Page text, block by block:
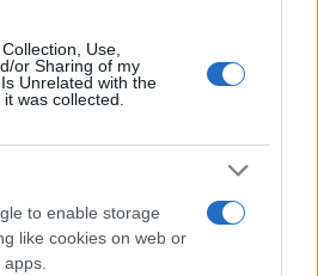
Use,
or Sharing of my
Unrelated with the
was collected.
to enable storage
like cookies on web or